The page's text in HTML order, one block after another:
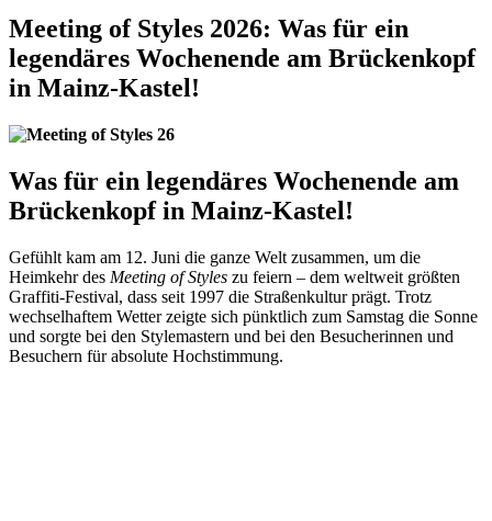
Meeting of Styles 2026: Was für ein
legendäres Wochenende am Brückenkopf
in Mainz-Kastel!
Was für ein legendäres Wochenende am
Brückenkopf in Mainz-Kastel!
Gefühlt kam am 12. Juni die ganze Welt zusammen, um die
Heimkehr des Meeting of Styles zu feiern – dem weltweit größten
Graffiti-Festival, dass seit 1997 die Straßenkultur prägt. Trotz
wechselhaftem Wetter zeigte sich pünktlich zum Samstag die Sonne
und sorgte bei den Stylemastern und bei den Besucherinnen und
Besuchern für absolute Hochstimmung.